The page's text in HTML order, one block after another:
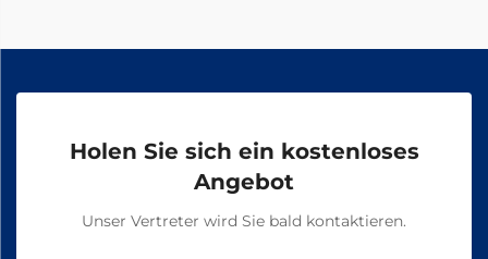
Holen Sie sich ein kostenloses
Angebot
Unser Vertreter wird Sie bald kontaktieren.